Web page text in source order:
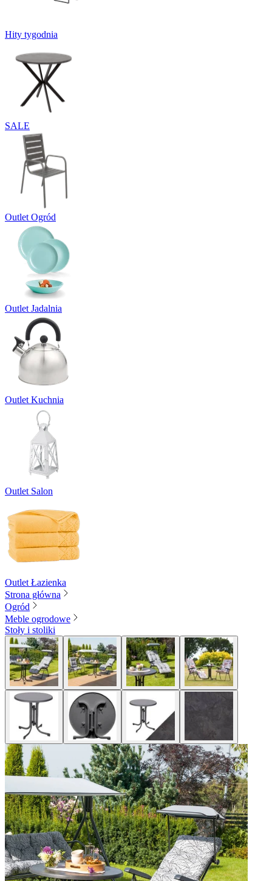
Hity tygodnia
SALE
Outlet Ogród
Outlet Jadalnia
Outlet Kuchnia
Outlet Salon
Outlet Łazienka
Strona główna
Ogród
Meble ogrodowe
Stoły i stoliki